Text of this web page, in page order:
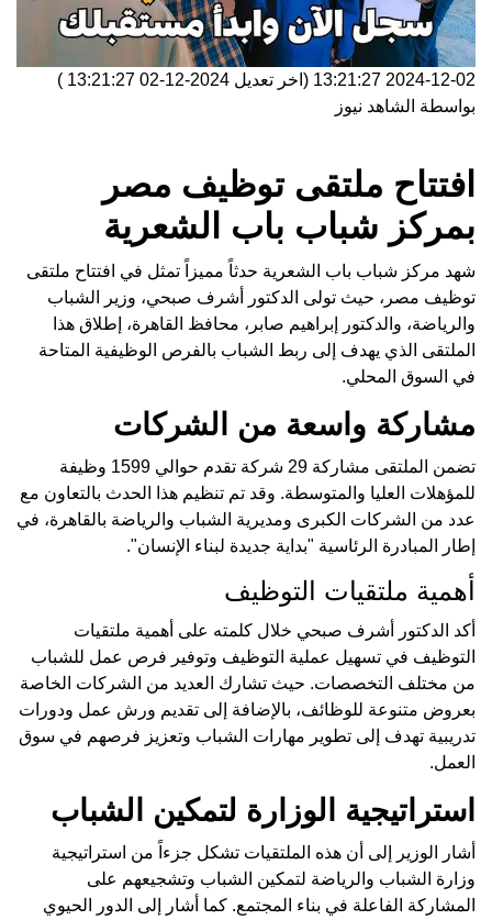
2024-12-02 13:21:27 (اخر تعديل 2024-12-02 13:21:27
)
بواسطة الشاهد نيوز
افتتاح ملتقى توظيف مصر
بمركز شباب باب الشعرية
شهد مركز شباب باب الشعرية حدثاً مميزاً تمثل في افتتاح ملتقى
توظيف مصر، حيث تولى الدكتور أشرف صبحي، وزير الشباب
والرياضة، والدكتور إبراهيم صابر، محافظ القاهرة، إطلاق هذا
الملتقى الذي يهدف إلى ربط الشباب بالفرص الوظيفية المتاحة
في السوق المحلي.
مشاركة واسعة من الشركات
تضمن الملتقى مشاركة 29 شركة تقدم حوالي 1599 وظيفة
للمؤهلات العليا والمتوسطة. وقد تم تنظيم هذا الحدث بالتعاون مع
عدد من الشركات الكبرى ومديرية الشباب والرياضة بالقاهرة، في
إطار المبادرة الرئاسية "بداية جديدة لبناء الإنسان".
أهمية ملتقيات التوظيف
أكد الدكتور أشرف صبحي خلال كلمته على أهمية ملتقيات
التوظيف في تسهيل عملية التوظيف وتوفير فرص عمل للشباب
من مختلف التخصصات. حيث تشارك العديد من الشركات الخاصة
بعروض متنوعة للوظائف، بالإضافة إلى تقديم ورش عمل ودورات
تدريبية تهدف إلى تطوير مهارات الشباب وتعزيز فرصهم في سوق
العمل.
استراتيجية الوزارة لتمكين الشباب
أشار الوزير إلى أن هذه الملتقيات تشكل جزءاً من استراتيجية
وزارة الشباب والرياضة لتمكين الشباب وتشجيعهم على
المشاركة الفاعلة في بناء المجتمع. كما أشار إلى الدور الحيوي